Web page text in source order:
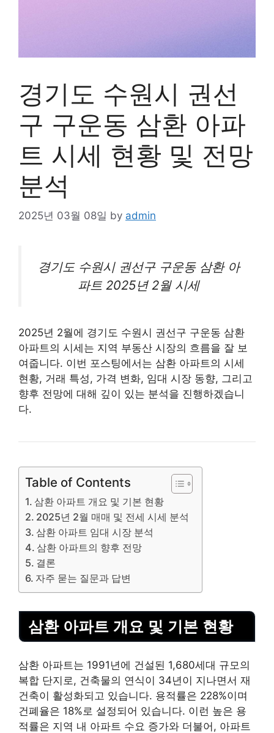
경기도 수원시 권선
구 구운동 삼환 아파
트 시세 현황 및 전망
분석
2025년 03월 08일 by admin
경기도 수원시 권선구 구운동 삼환 아
파트 2025년 2월 시세
2025년 2월에 경기도 수원시 권선구 구운동 삼환
아파트의 시세는 지역 부동산 시장의 흐름을 잘 보
여줍니다. 이번 포스팅에서는 삼환 아파트의 시세
현황, 거래 특성, 가격 변화, 임대 시장 동향, 그리고
향후 전망에 대해 깊이 있는 분석을 진행하겠습니
다.
Table of Contents
삼환 아파트 개요 및 기본 현황
2025년 2월 매매 및 전세 시세 분석
삼환 아파트 임대 시장 분석
삼환 아파트의 향후 전망
결론
자주 묻는 질문과 답변
삼환 아파트 개요 및 기본 현황
삼환 아파트는 1991년에 건설된 1,680세대 규모의
복합 단지로, 건축물의 연식이 34년이 지나면서 재
건축이 활성화되고 있습니다. 용적률은 228%이며
건폐율은 18%로 설정되어 있습니다. 이런 높은 용
적률은 지역 내 아파트 수요 증가와 더불어, 아파트